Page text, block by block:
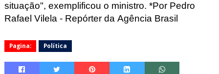
situação", exemplificou o ministro. *Por Pedro
Rafael Vilela - Repórter da Agência Brasil
Pagina: Política